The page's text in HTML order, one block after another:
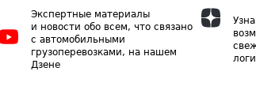
Экспертные материалы
и новости обо всем, что связано
с автомобильными
грузоперевозками, на нашем
Дзене